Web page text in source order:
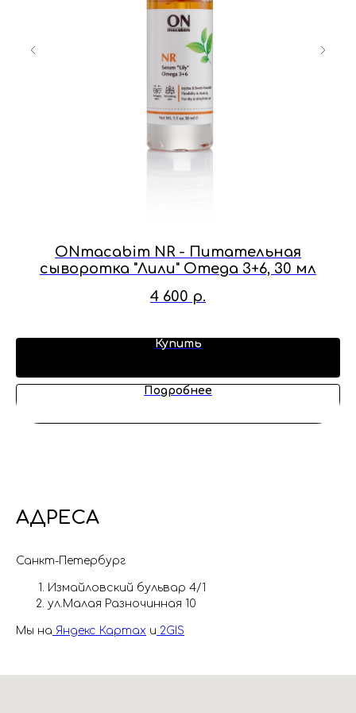
ONmacabim NR - Питательная
сыворотка "Лили" Omega 3+6, 30 мл
4 600 р.
Купить
Подробнее
АДРЕСА
Санкт-Петербург
Измайловский бульвар 4/1
ул.Малая Разночинная 10
Мы на Яндекс Картах и 2GIS